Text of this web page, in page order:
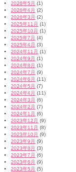
2026年5月 (1)
2026年4月 (2)
2026年3月 (2)
2025年11月 (1)
2025年10月 (1)
2025年7月 (4)
2025年4月 (3)
2024年11月 (1)
2024年9月 (1)
2024年8月 (1)
2024年7月 (9)
2024年6月 (11)
2024年5月 (7)
2024年4月 (11)
2024年3月 (6)
2024年2月 (7)
2024年1月 (6)
2023年12月 (9)
2023年11月 (8)
2023年10月 (9)
2023年9月 (9)
2023年8月 (3)
2023年7月 (6)
2023年6月 (9)
2023年5月 (5)